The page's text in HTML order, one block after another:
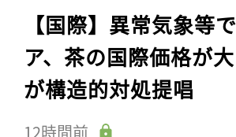
【国際】異常気象等
ア、茶の国際価格が
が構造的対処提唱
12時間前